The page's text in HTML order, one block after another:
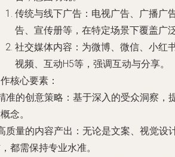
传统与线下广告 ：电视广告、广播广
告、宣传册等，在特定场景下覆盖广泛
社交媒体内容 ：为微博、微信、小红
视频、互动H5等，强调互动与分享。
核心要素：
准的创意策略 ：基于深入的受众洞察，
念。
质量的内容产出 ：无论是文案、视觉设
都需保持专业水准。